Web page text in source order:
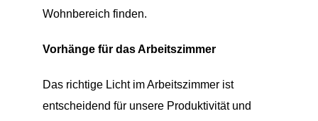
Wohnbereich finden.
Vorhänge für das Arbeitszimmer
Das richtige Licht im Arbeitszimmer ist
entscheidend für unsere Produktivität und